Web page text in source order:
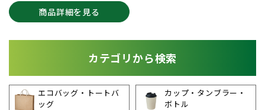
商品詳細を見る
カテゴリから検索
エコバッグ・トートバ
ッグ
カップ・タンブラー・
ボトル